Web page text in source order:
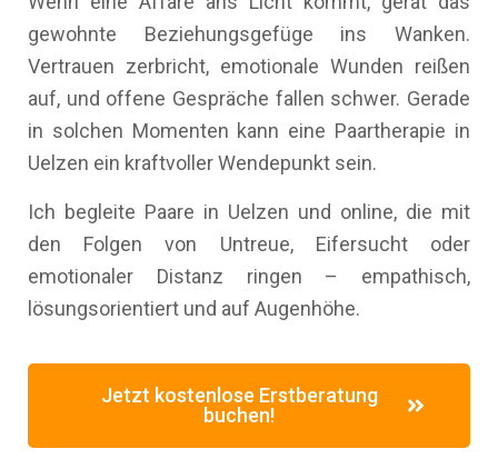
gewohnte Beziehungsgefüge ins Wanken.
Vertrauen zerbricht, emotionale Wunden reißen
auf, und offene Gespräche fallen schwer. Gerade
in solchen Momenten kann eine Paartherapie in
Uelzen ein kraftvoller Wendepunkt sein.
Ich begleite Paare in Uelzen und online, die mit
den Folgen von Untreue, Eifersucht oder
emotionaler Distanz ringen – empathisch,
lösungsorientiert und auf Augenhöhe.
Jetzt kostenlose Erstberatung
buchen!